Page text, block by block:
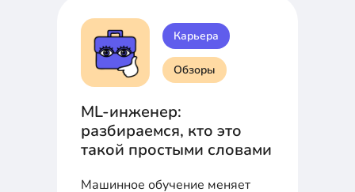
Карьера
Обзоры
ML-инженер:
разбираемся, кто это
такой простыми словами
Машинное обучение меняет